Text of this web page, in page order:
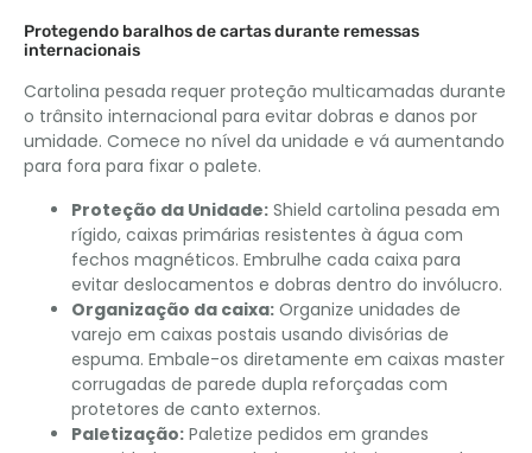
Protegendo baralhos de cartas durante remessas
internacionais
Cartolina pesada requer proteção multicamadas durante
o trânsito internacional para evitar dobras e danos por
umidade. Comece no nível da unidade e vá aumentando
para fora para fixar o palete.
Proteção da Unidade: Shield cartolina pesada em
rígido, caixas primárias resistentes à água com
fechos magnéticos. Embrulhe cada caixa para
evitar deslocamentos e dobras dentro do invólucro.
Organização da caixa: Organize unidades de
varejo em caixas postais usando divisórias de
espuma. Embale-os diretamente em caixas master
corrugadas de parede dupla reforçadas com
protetores de canto externos.
Paletização: Paletize pedidos em grandes